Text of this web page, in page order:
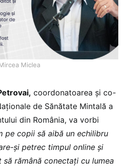
Miclea
coordonatoarea și co-
de Sănătate Mintală a
din România, va vorbi
pe copii să aibă un echilibru
și petrec timpul online și
rămână conectați cu lumea